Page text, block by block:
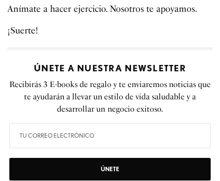
Anímate a hacer ejercicio. Nosotros te apoyamos.
¡Suerte!
ÚNETE A NUESTRA NEWSLETTER
Recibirás 3 E-books de regalo y te enviaremos noticias que
te ayudarán a llevar un estilo de vida saludable y a
desarrollar un negocio exitoso.
ÚNETE